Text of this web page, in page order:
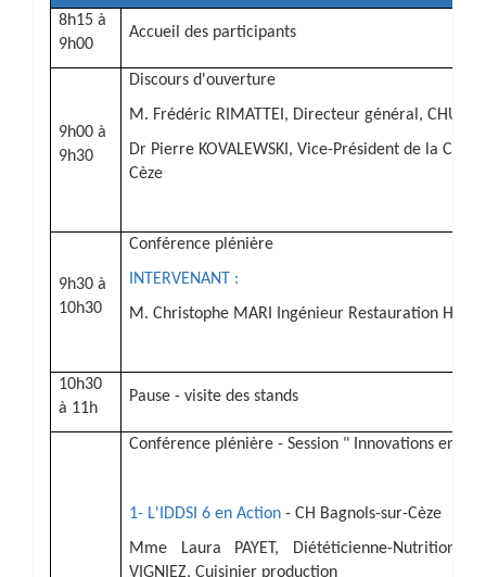
8h15 à
9h00
Accueil des participants
9h00 à
9h30
Discours d'ouverture
M. Frédéric RIMATTEI, Directeur général, CHU
Dr Pierre KOVALEWSKI ,Vice-Président de la CMG
Cèze
9h30 à
10h30
Conférence plénière
INTERVENANT :
M. Christophe MARI Ingénieur Restauration
10h30
à 11h
Pause - visite des stands
Conférence plénière - Session " Innovations en
1- L'IDDSI 6 en Action- CH Bagnols-sur-Cèze
Mme Laura PAYET, Diététicienne-
VIGNIEZ, Cuisinier production